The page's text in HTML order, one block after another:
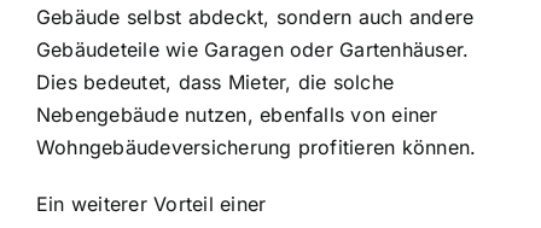
Gebäude selbst abdeckt, sondern auch andere
Gebäudeteile wie Garagen oder Gartenhäuser.
Dies bedeutet, dass Mieter, die solche
Nebengebäude nutzen, ebenfalls von einer
Wohngebäudeversicherung profitieren können.
Ein weiterer Vorteil einer